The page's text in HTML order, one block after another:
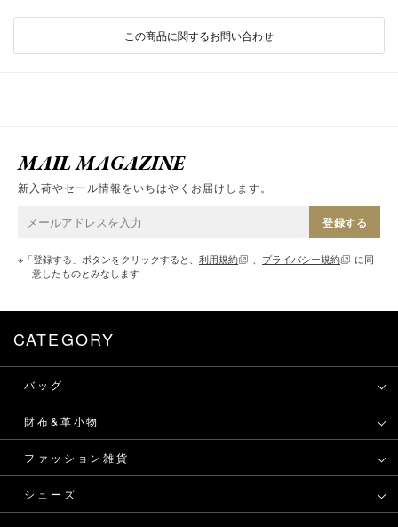
この商品に関するお問い合わせ
MAIL MAGAZINE
新入荷やセール情報をいちはやくお届けします。
登録する
※「登録する」ボタンをクリックすると、 利用規約 、 プライバシー規約
に同
意したものとみなします
CATEGORY
バッグ
財布&革小物
ファッション雑貨
シューズ